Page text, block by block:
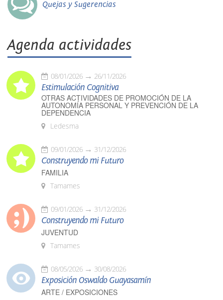
Quejas y Sugerencias
Agenda actividades
08/01/2026 26/11/2026
Estimulación Cognitiva
OTRAS ACTIVIDADES DE PROMOCIÓN DE LA
AUTONOMÍA PERSONAL Y PREVENCIÓN DE LA
DEPENDENCIA
Ledesma
09/01/2026 31/12/2026
Construyendo mi Futuro
FAMILIA
Tamames
09/01/2026 31/12/2026
Construyendo mi Futuro
JUVENTUD
Tamames
08/05/2026 30/08/2026
Exposición Oswaldo Guayasamín
ARTE / EXPOSICIONES